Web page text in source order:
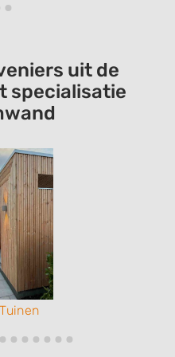
uit de
specialisatie